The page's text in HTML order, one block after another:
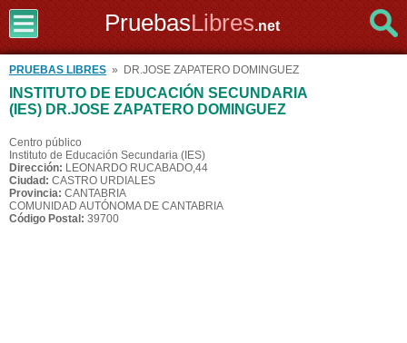
PruebasLibres.net
PRUEBAS LIBRES » DR.JOSE ZAPATERO DOMINGUEZ
INSTITUTO DE EDUCACIÓN SECUNDARIA
(IES) DR.JOSE ZAPATERO DOMINGUEZ
Centro público
Instituto de Educación Secundaria (IES)
Dirección: LEONARDO RUCABADO,44
Ciudad: CASTRO URDIALES
Provincia: CANTABRIA
COMUNIDAD AUTÓNOMA DE CANTABRIA
Código Postal: 39700